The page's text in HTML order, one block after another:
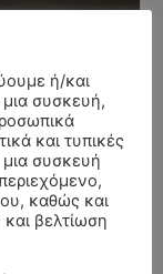
ή/και
συσκευή,
και τυπικές
συσκευή
καθώς και
βελτίωση